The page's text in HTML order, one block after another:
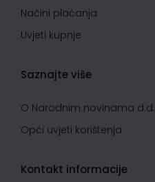
Načini plaćanja
Uvjeti kupnje
Saznajte više
O Narodnim novinama d.d.
Opći uvjeti korištenja
Kontakt informacije